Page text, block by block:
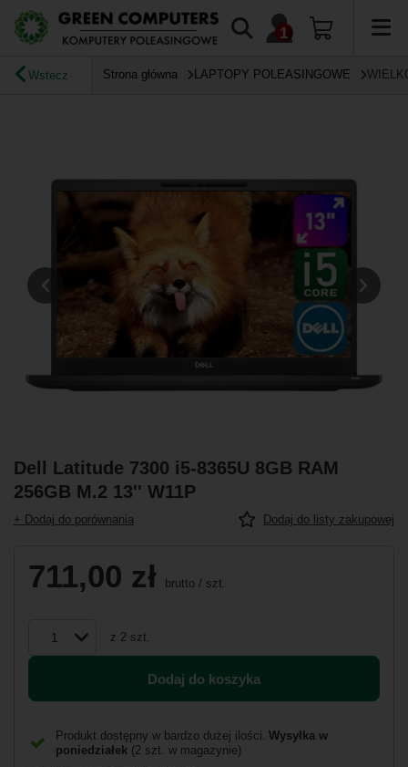
Wstecz Strona główna LAPTOPY POLEASINGOWE
Dell Latitude 7300 i5-8365U 8GB RAM
256GB M.2 13'' W11P
+ Dodaj do porównania Dodaj do listy zakupowej
711,00 zł brutto / szt.
z 2 szt.
Dodaj do koszyka
Produkt dostępny w bardzo dużej ilości Wysyłka w
poniedziałek (2 szt. w magazynie)